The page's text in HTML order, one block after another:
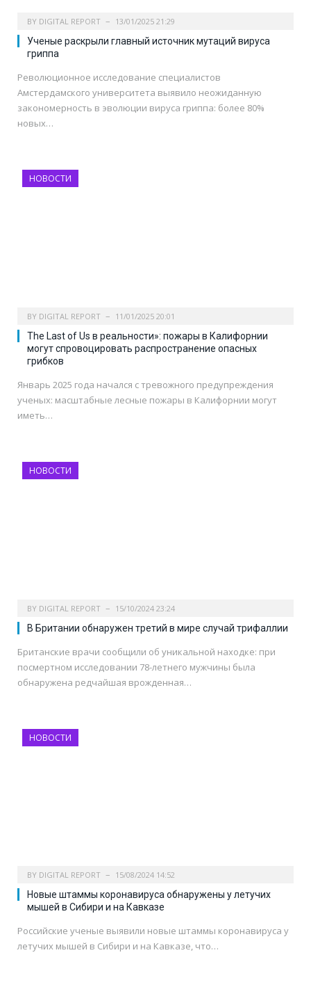
BY DIGITAL REPORT 13/01/2025 21:29
Ученые раскрыли главный источник мутаций вируса
гриппа
Революционное исследование специалистов
Амстердамского университета выявило неожиданную
закономерность в эволюции вируса гриппа: более 80%
новых…
НОВОСТИ
BY DIGITAL REPORT 11/01/2025 20:01
The Last of Us в реальности»: пожары в Калифорнии
могут спровоцировать распространение опасных
грибков
Январь 2025 года начался с тревожного предупреждения
ученых: масштабные лесные пожары в Калифорнии могут
иметь…
НОВОСТИ
BY DIGITAL REPORT 15/10/2024 23:24
В Британии обнаружен третий в мире случай трифаллии
Британские врачи сообщили об уникальной находке: при
посмертном исследовании 78-летнего мужчины была
обнаружена редчайшая врожденная…
НОВОСТИ
BY DIGITAL REPORT 15/08/2024 14:52
Новые штаммы коронавируса обнаружены у летучих
мышей в Сибири и на Кавказе
Российские ученые выявили новые штаммы коронавируса у
летучих мышей в Сибири и на Кавказе, что…